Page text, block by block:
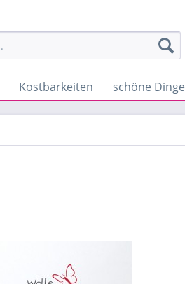
Kostbarkeiten schöne Dinge